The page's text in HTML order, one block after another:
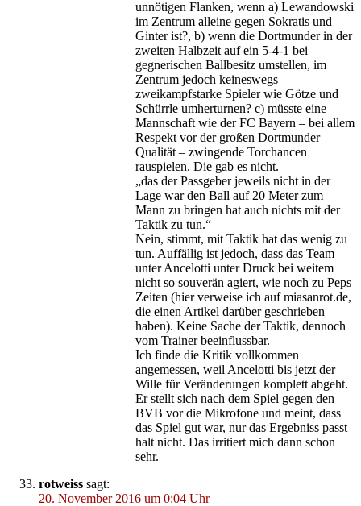
unnötigen Flanken, wenn a) Lewandowski
im Zentrum alleine gegen Sokratis und
Ginter ist?, b) wenn die Dortmunder in der
zweiten Halbzeit auf ein 5-4-1 bei
gegnerischen Ballbesitz umstellen, im
Zentrum jedoch keineswegs
zweikampfstarke Spieler wie Götze und
Schürrle umherturnen? c) müsste eine
Mannschaft wie der FC Bayern – bei allem
Respekt vor der großen Dortmunder
Qualität – zwingende Torchancen
rauspielen. Die gab es nicht.
„das der Passgeber jeweils nicht in der
Lage war den Ball auf 20 Meter zum
Mann zu bringen hat auch nichts mit der
Taktik zu tun.“
Nein, stimmt, mit Taktik hat das wenig zu
tun. Auffällig ist jedoch, dass das Team
unter Ancelotti unter Druck bei weitem
nicht so souverän agiert, wie noch zu Peps
Zeiten (hier verweise ich auf miasanrot.de,
die einen Artikel darüber geschrieben
haben). Keine Sache der Taktik, dennoch
vom Trainer beeinflussbar.
Ich finde die Kritik vollkommen
angemessen, weil Ancelotti bis jetzt der
Wille für Veränderungen komplett abgeht.
Er stellt sich nach dem Spiel gegen den
BVB vor die Mikrofone und meint, dass
das Spiel gut war, nur das Ergebniss passt
halt nicht. Das irritiert mich dann schon
sehr.
rotweiss sagt:
20. November 2016 um 0:04 Uhr